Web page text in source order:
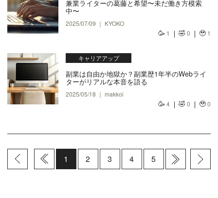
兼業ライターの葛藤と希望〜未だ働き方模索
中〜
2025/07/09 ｜ KYOKO
🥳 1 🤣0 🥹 1
キャリアアップ
副業は自由か地獄か？副業歴1年半のWebライ
ターがリアルな本音を語る
2025/05/18 ｜ makkoi
🥳 4 🤣0 🥹0
1 2 3 4 5